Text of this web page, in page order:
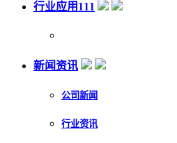
行业应用111
新闻资讯
公司新闻
行业资讯